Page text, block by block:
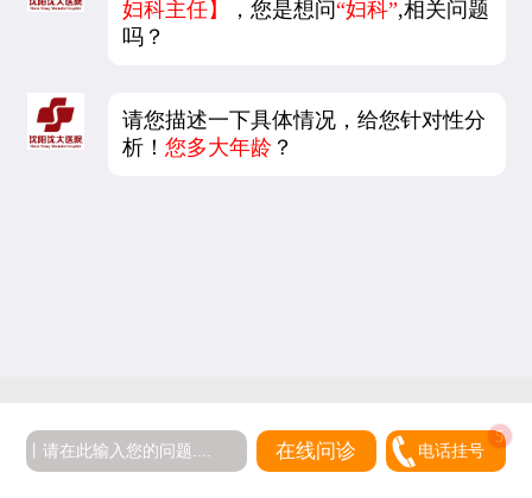
妇科主任】
，您是想问“妇科”,相关问题
吗？
请您描述一下具体情况，给您针对性分
析！您多大年龄 ？
在线问诊 电话挂号
5